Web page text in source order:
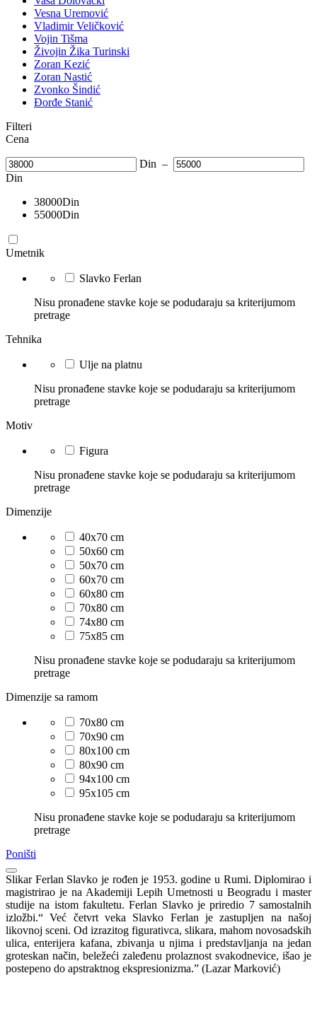
Vesna Uremović
Vladimir Veličković
Vojin Tišma
Živojin Žika Turinski
Zoran Kezić
Zoran Nastić
Zvonko Šindić
Đorđe Stanić
Filteri
Cena
Din –
Din
38000Din
55000Din
Umetnik
Slavko Ferlan
Nisu pronađene stavke koje se podudaraju sa kriterijumom
pretrage
Tehnika
Ulje na platnu
Nisu pronađene stavke koje se podudaraju sa kriterijumom
pretrage
Motiv
Figura
Nisu pronađene stavke koje se podudaraju sa kriterijumom
pretrage
Dimenzije
40x70 cm
50x60 cm
50x70 cm
60x70 cm
60x80 cm
70x80 cm
74x80 cm
75x85 cm
Nisu pronađene stavke koje se podudaraju sa kriterijumom
pretrage
Dimenzije sa ramom
70x80 cm
70x90 cm
80x100 cm
80x90 cm
94x100 cm
95x105 cm
Nisu pronađene stavke koje se podudaraju sa kriterijumom
pretrage
Poništi
Slikar Ferlan Slavko je rođen je 1953. godine u Rumi. Diplomirao i
magistrirao je na Akademiji Lepih Umetnosti u Beogradu i master
studije na istom fakultetu. Ferlan Slavko je priredio 7 samostalnih
izložbi.“ Već četvrt veka Slavko Ferlan je zastupljen na našoj
likovnoj sceni. Od izrazitog figurativca, slikara, mahom novosadskih
ulica, enterijera kafana, zbivanja u njima i predstavljanja na jedan
groteskan način, beležeći zaleđenu prolaznost svakodnevice, išao je
postepeno do apstraktnog ekspresionizma.” (Lazar Marković)